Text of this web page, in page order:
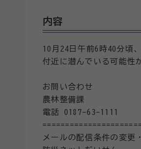
内容
10月24日午前6時40分頃
付近に潜んでいる可能性
お問い合わせ
農林整備課
電話 0187-63-1111
メールの配信条件の変更